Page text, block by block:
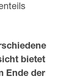
bietet
Ende der